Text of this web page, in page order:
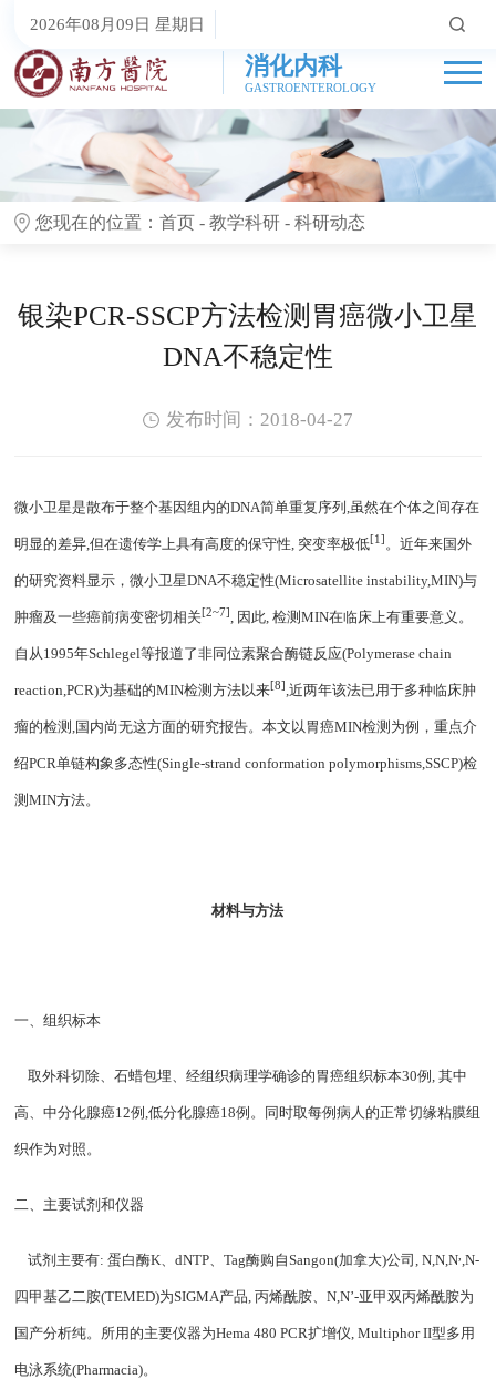
2026年08月09日 星期日
消化内科
GASTROENTEROLOGY
您现在的位置：首页 -教学科研 -科研动态
银染PCR-SSCP方法检测胃癌微小卫星
DNA不稳定性
发布时间：2018-04-27
微小卫星是散布于整个基因组内的DNA简单重复序列,虽然在个体之间存在
明显的差异,但在遗传学上具有高度的保守性, 突变率极低[1]。近年来国外
的研究资料显示，微小卫星DNA不稳定性(Microsatellite instability,MIN)与
肿瘤及一些癌前病变密切相关[2~7], 因此,检测MIN在临床上有重要意义。
自从1995年Schlegel等报道了非同位素聚合酶链反应(Polymerase chain
reaction,PCR)为基础的MIN检测方法以来[8],近两年该法已用于多种临床肿
瘤的检测,国内尚无这方面的研究报告。本文以胃癌MIN检测为例，重点介
绍PCR单链构象多态性(Single-strand conformation polymorphisms,SSCP)检
测MIN方法。
材料与方法
一、组织标本
取外科切除、石蜡包埋、经组织病理学确诊的胃癌组织标本30例,其中
高、中分化腺癌12例,低分化腺癌18例。同时取每例病人的正常切缘粘膜组
织作为对照。
二、主要试剂和仪器
试剂主要有:蛋白酶K 、dNTP 、Tag酶购自Sangon(加拿大)公司 , N,N,N ,N-
四甲基乙二胺(TEMED)为SIGMA产品 ,丙烯酰胺、N,N’-亚甲双丙烯酰胺为
国产分析纯。所用的主要仪器为Hema 480 PCR扩增仪 , MultiphorII型多用
电泳系统(Pharmacia)。